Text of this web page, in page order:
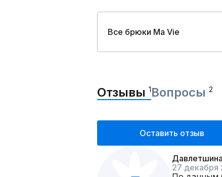
Все брюки Ma Vie
Отзывы 1Вопросы 2
Оставить отзыв
27 декабря